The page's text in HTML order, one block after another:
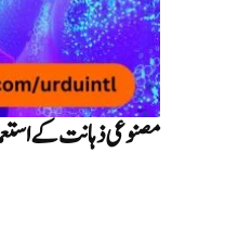
مصنوعی ذہانت کے